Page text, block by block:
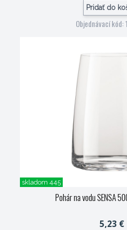
Pridať do
Objednávací kód:
skladom 445
Pohár na vodu SENSA
5,23 €